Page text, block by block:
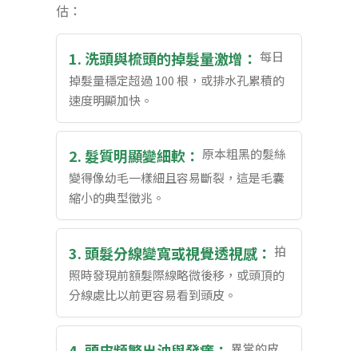
估：
1. 洗頭與梳頭的掉髮量激增： 每日
掉髮量穩定超過 100 根，或排水孔累積的
速度明顯加快。
2. 髮質明顯變細軟： 原本粗黑的髮絲
變得像幼毛一樣細且容易斷裂，這是毛囊
縮小的典型徵兆。
3. 頭髮分線變寬或視覺透視感： 拍
照時發現前額髮際線略微後移，或頭頂的
分線處比以前更容易看到頭皮。